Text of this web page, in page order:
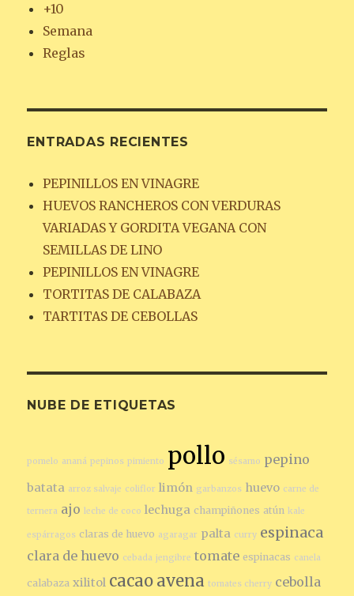
+10
Semana
Reglas
ENTRADAS RECIENTES
PEPINILLOS EN VINAGRE
HUEVOS RANCHEROS CON VERDURAS
VARIADAS Y GORDITA VEGANA CON
SEMILLAS DE LINO
PEPINILLOS EN VINAGRE
TORTITAS DE CALABAZA
TARTITAS DE CEBOLLAS
NUBE DE ETIQUETAS
pomelo ananá pepinos pimiento pollo sésamo pepino
batata arroz salvaje coliflor limón garbanzos huevo carne de
ternera ajo leche de coco lechuga champiñones atún kale
espárragos claras de huevo agaragar palta curry espinaca
clara de huevo cebada jengibre tomate espinacas canela
calabaza xilitol cacao avena tomates cherry cebolla